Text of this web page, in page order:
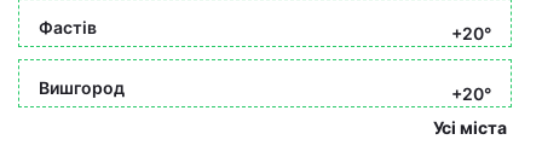
Фастів +20°
Вишгород
+20°
Усі міста